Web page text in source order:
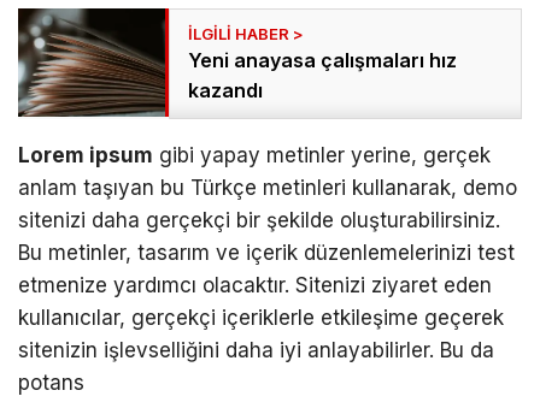
Yeni anayasa çalışmaları hız
kazandı
Lorem ipsum gibi yapay metinler yerine, gerçek
anlam taşıyan bu Türkçe metinleri kullanarak, demo
sitenizi daha gerçekçi bir şekilde oluşturabilirsiniz.
Bu metinler, tasarım ve içerik düzenlemelerinizi test
etmenize yardımcı olacaktır. Sitenizi ziyaret eden
kullanıcılar, gerçekçi içeriklerle etkileşime geçerek
sitenizin işlevselliğini daha iyi anlayabilirler. Bu da
potans